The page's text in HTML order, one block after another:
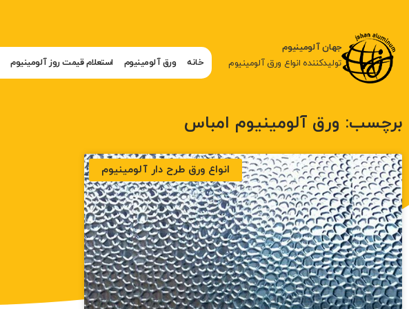
جهان آلومینیوم
تولیدکننده انواع ورق آلومینیوم
خانه ورق آلومینیوم استعلام قیمت روز آلومینیوم
برچسب: ورق آلومینیوم امباس
انواع ورق طرح دار آلومینیوم